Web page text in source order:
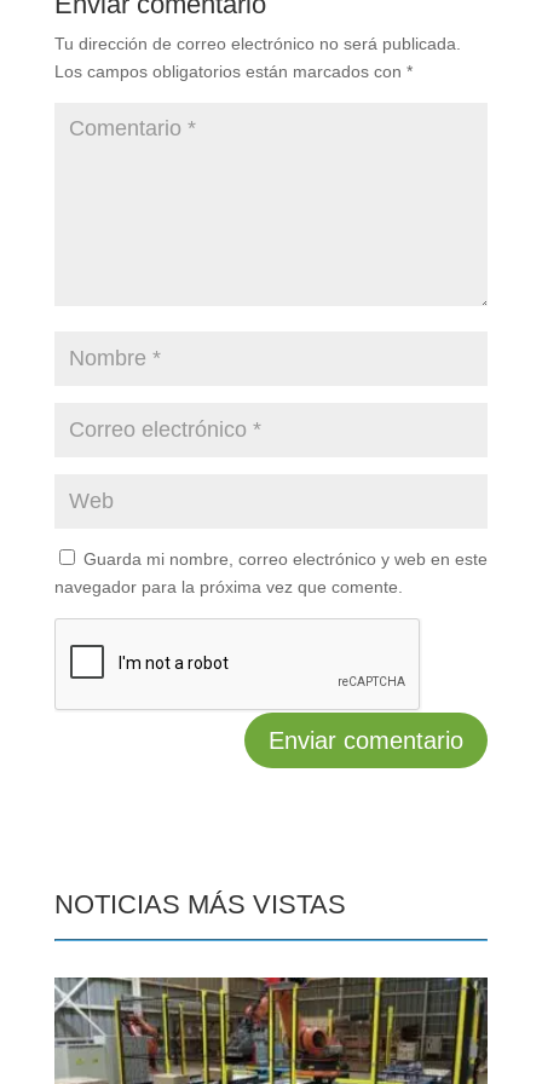
Tu dirección de correo electrónico no será publicada.
Los campos obligatorios están marcados con *
Guarda mi nombre, correo electrónico y web en este
navegador para la próxima vez que comente.
NOTICIAS MÁS VISTAS